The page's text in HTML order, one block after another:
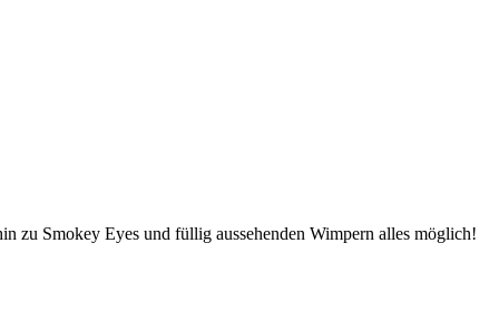
zu Smokey Eyes und füllig aussehenden Wimpern alles möglich!